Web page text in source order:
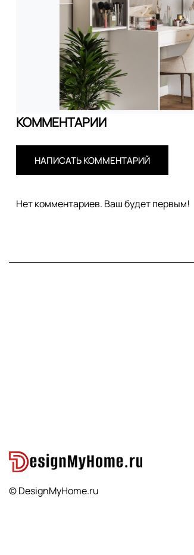
КОММЕНТАРИИ
НАПИСАТЬ КОММЕНТАРИЙ
Нет комментариев. Ваш будет первым!
© DesignMyHome.ru